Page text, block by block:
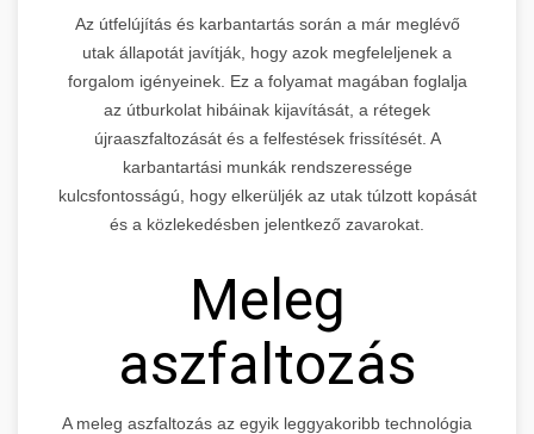
Az útfelújítás és karbantartás során a már meglévő
utak állapotát javítják, hogy azok megfeleljenek a
forgalom igényeinek. Ez a folyamat magában foglalja
az útburkolat hibáinak kijavítását, a rétegek
újraaszfaltozását és a felfestések frissítését. A
karbantartási munkák rendszeressége
kulcsfontosságú, hogy elkerüljék az utak túlzott kopását
és a közlekedésben jelentkező zavarokat.
Meleg
aszfaltozás
A meleg aszfaltozás az egyik leggyakoribb technológia